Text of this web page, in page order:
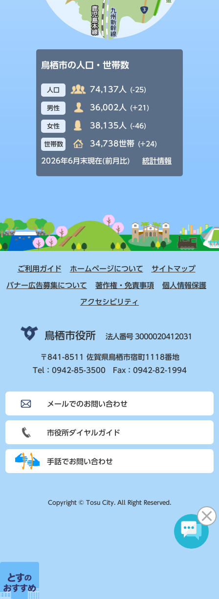
鳥栖市の人口・世帯数
人口 74,137人 (-25)
男性 36,002人 (+21)
女性 38,135人 (-46)
世帯数 34,738世帯 (+24)
2026年6月末現在(前月比) 統計情報
ご利用ガイド ホームページについて サイトマップ
バナー広告募集について 著作権・免責事項 個人情報保護
アクセシビリティ
鳥栖市役所 法人番号 3000020412031
〒841-8511 佐賀県鳥栖市宿町1118番地
Tel：0942-85-3500 Fax：0942-82-1994
メールでのお問い合わせ
市役所ダイヤルガイド
手話でお問い合わせ
Copyright © Tosu City. All Right Reserved.